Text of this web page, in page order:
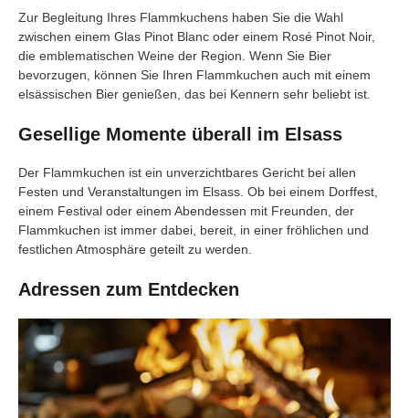
Zur Begleitung Ihres Flammkuchens haben Sie die Wahl
zwischen einem Glas Pinot Blanc oder einem Rosé Pinot Noir,
die emblematischen Weine der Region. Wenn Sie Bier
bevorzugen, können Sie Ihren Flammkuchen auch mit einem
elsässischen Bier genießen, das bei Kennern sehr beliebt ist.
Gesellige Momente überall im Elsass
Der Flammkuchen ist ein unverzichtbares Gericht bei allen
Festen und Veranstaltungen im Elsass. Ob bei einem Dorffest,
einem Festival oder einem Abendessen mit Freunden, der
Flammkuchen ist immer dabei, bereit, in einer fröhlichen und
festlichen Atmosphäre geteilt zu werden.
Adressen zum Entdecken